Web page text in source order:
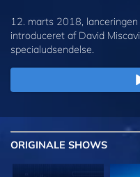
12. marts 2018,
introduceret af David
specialudsendelse.
ORIGINALE SHOWS